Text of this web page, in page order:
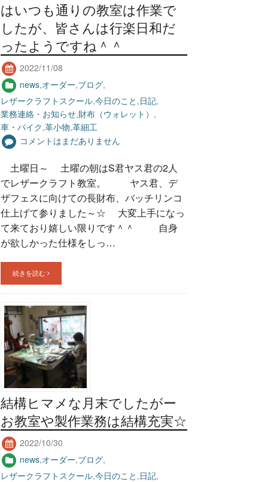
はいつも通りの教室は作業で
したが、皆さんは行楽日和だ
ったようですね＾＾
2022/11/08
news,オーダー,ブログ,
レザークラフトスクール,今日のこと ,日記,
業務連絡・お知らせ,財布（ウォレット） ,
車・バイク,革小物,革細工
コメントはまだありません
土曜日～ 土曜の朝はS君ヤス君の2人
でレザークラフト教室。 ヤス君、デ
ザフェスに向けての長財布、バッチリンコ
仕上げて参りました～☆ 大変上手になっ
て来ており嬉しい限りです＾＾ 自身
が欲しかった仕様をしっ…
続きを読む
結構ヒマメな月末でしたがー
お教室や製作業務は結構充実☆
2022/10/30
news,オーダー,ブログ,
レザークラフトスクール,今日のこと ,日記,